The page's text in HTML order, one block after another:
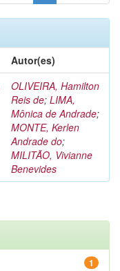
Autor(es)
OLIVEIRA, Hamilton
Reis de; LIMA,
Mônica de Andrade;
MONTE, Kerlen
Andrade do;
MILITÃO, Vivianne
Benevides
1